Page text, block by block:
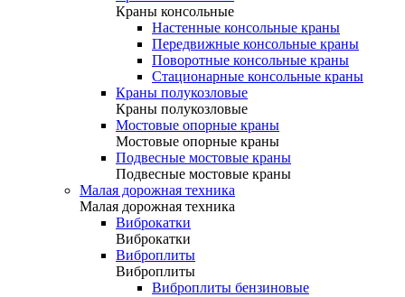
Краны консольные
Настенные консольные краны
Передвижные консольные краны
Поворотные консольные краны
Стационарные консольные краны
Краны полукозловые
Краны полукозловые
Мостовые опорные краны
Мостовые опорные краны
Подвесные мостовые краны
Подвесные мостовые краны
Малая дорожная техника
Малая дорожная техника
Виброкатки
Виброкатки
Виброплиты
Виброплиты
Виброплиты бензиновые